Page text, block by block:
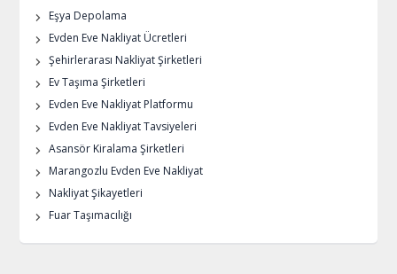
Eşya Depolama
Evden Eve Nakliyat Ücretleri
Şehirlerarası Nakliyat Şirketleri
Ev Taşıma Şirketleri
Evden Eve Nakliyat Platformu
Evden Eve Nakliyat Tavsiyeleri
Asansör Kiralama Şirketleri
Marangozlu Evden Eve Nakliyat
Nakliyat Şikayetleri
Fuar Taşımacılığı